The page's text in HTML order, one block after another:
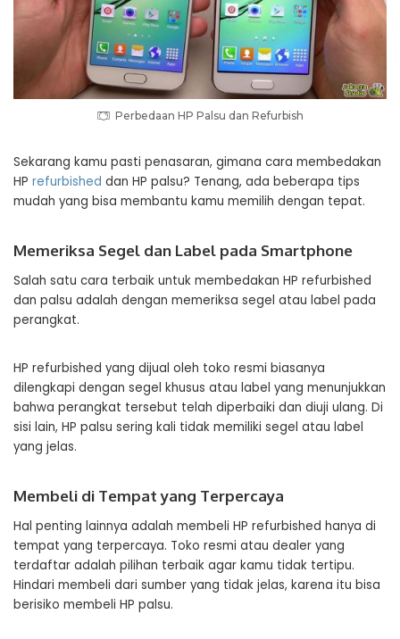
Perbedaan HP Palsu dan Refurbish
Sekarang kamu pasti penasaran, gimana cara membedakan
HP refurbished dan HP palsu? Tenang, ada beberapa tips
mudah yang bisa membantu kamu memilih dengan tepat.
Memeriksa Segel dan Label pada Smartphone
Salah satu cara terbaik untuk membedakan HP refurbished
dan palsu adalah dengan memeriksa segel atau label pada
perangkat.
HP refurbished yang dijual oleh toko resmi biasanya
dilengkapi dengan segel khusus atau label yang menunjukkan
bahwa perangkat tersebut telah diperbaiki dan diuji ulang. Di
sisi lain, HP palsu sering kali tidak memiliki segel atau label
yang jelas.
Membeli di Tempat yang Terpercaya
Hal penting lainnya adalah membeli HP refurbished hanya di
tempat yang terpercaya. Toko resmi atau dealer yang
terdaftar adalah pilihan terbaik agar kamu tidak tertipu.
Hindari membeli dari sumber yang tidak jelas, karena itu bisa
berisiko membeli HP palsu.